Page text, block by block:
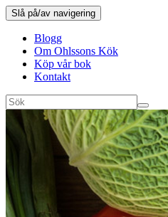
Slå på/av navigering
Blogg
Om Ohlssons Kök
Köp vår bok
Kontakt